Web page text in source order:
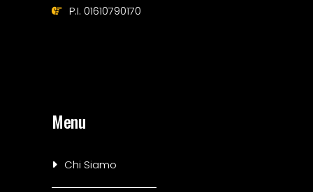
P.I. 01610790170
Menu
Chi Siamo